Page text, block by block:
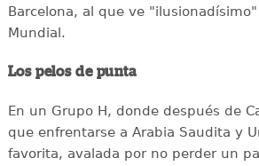
Barcelona, al que ve
Mundial.
Los pelos de punta
En un Grupo H, donde después de
que enfrentarse a Arabia Saudita y
favorita, avalada por no perder un